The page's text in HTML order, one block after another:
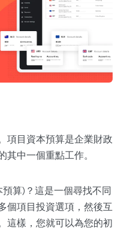
項目資本預算是企業財政
中一個重點工作。
算)？這是一個尋找不同
個項目投資選項，然後互
這樣，您就可以為您的初